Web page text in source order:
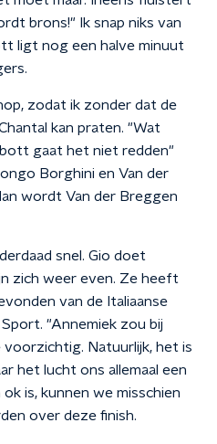
brons!" Ik snap niks van
ligt nog een halve minuut
zodat ik zonder dat de
kan praten. "Wat
gaat het niet redden"
Borghini en Van der
wordt Van der Breggen
snel. Gio doet
zich weer even. Ze heeft
van de Italiaanse
"Annemiek zou bij
Natuurlijk, het is
het lucht ons allemaal een
is, kunnen we misschien
over deze finish.